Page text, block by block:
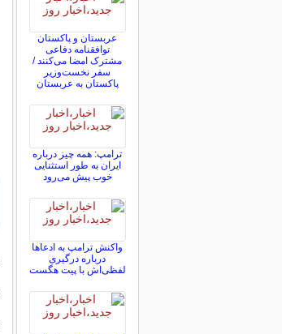
عربستان و پاکستان
توافقنامه دفاعی
مشترک امضا می‌کنند /
سفر نخست‌وزیر
پاکستان به عربستان
ترامپ: همه چیز درباره
ایران به طور استثنایی
خوب پیش می‌رود
واکنش ترامپ به ادعاها
درباره درگیری
لفظی‌اش با پیت هگست